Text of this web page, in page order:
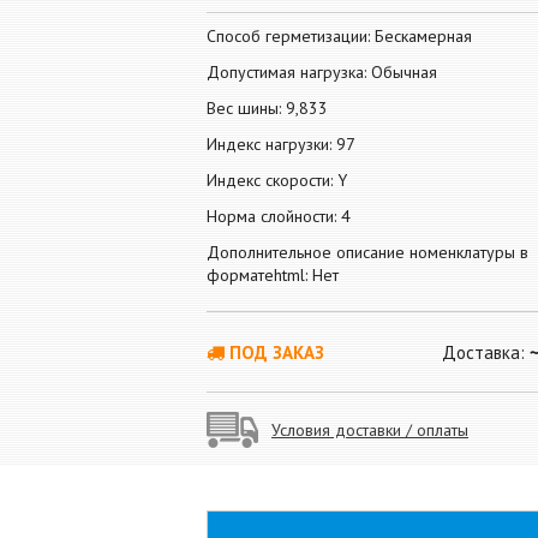
Способ герметизации: Бескамерная
Допустимая нагрузка: Обычная
Вес шины: 9,833
Индекс нагрузки: 97
Индекс скорости: Y
Норма слойности: 4
Дополнительное описание номенклатуры в
форматеhtml: Нет
ПОД ЗАКАЗ Доставка:
Условия доставки / оплаты